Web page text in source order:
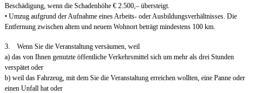
Beschädigung, wenn die Schadenhöhe € 2.500,– übersteigt.
• Umzug aufgrund der Aufnahme eines Arbeits- oder Ausbildungsverhältnisses. Die
Entfernung zwischen altem und neuem Wohnort beträgt mindestens 100 km.
3. Wenn Sie die Veranstaltung versäumen, weil
a) das von Ihnen genutzte öffentliche Verkehrsmittel sich um mehr als drei Stunden
verspätet oder
b) weil das Fahrzeug, mit dem Sie die Veranstaltung erreichen wollten, eine Panne oder
einen Unfall hat oder